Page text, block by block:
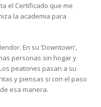
el Certificado que me
la academia para
En su ’Downtown’,
personas sin hogar y
peatones pasan a su
y piensas si con el paso
esa manera.